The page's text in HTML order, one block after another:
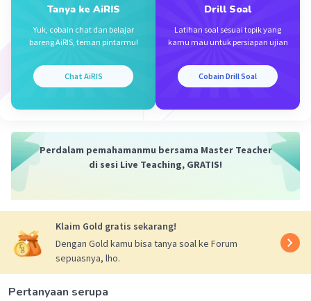
Tanya ke AiRIS
Yuk, cobain chat dan belajar
bareng AiRIS, teman pintarmu!
Chat AiRIS
Drill Soal
Latihan soal sesuai topik yang
kamu mau untuk persiapan ujian
Cobain Drill Soal
Perdalam pemahamanmu bersama Master Teacher
di sesi Live Teaching, GRATIS!
Klaim Gold gratis sekarang!
Dengan Gold kamu bisa tanya soal ke Forum
sepuasnya, lho.
Pertanyaan serupa